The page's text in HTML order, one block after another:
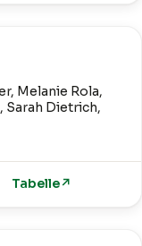
Melanie Rola,
, Sarah Dietrich,
Tabelle↗